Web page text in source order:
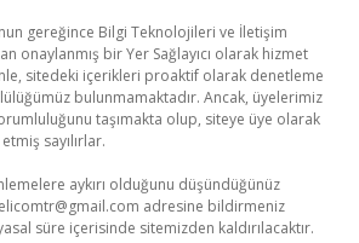
gereğince Bilgi Teknolojileri ve İletişim
onaylanmış bir Yer Sağlayıcı olarak hizmet
sitedeki içerikleri proaktif olarak denetleme
bulunmamaktadır. Ancak, üyelerimiz
taşımakta olup, siteye üye olarak
sayılırlar.
aykırı olduğunu düşündüğünüz
adresine bildirmeniz
süre içerisinde sitemizden kaldırılacaktır.